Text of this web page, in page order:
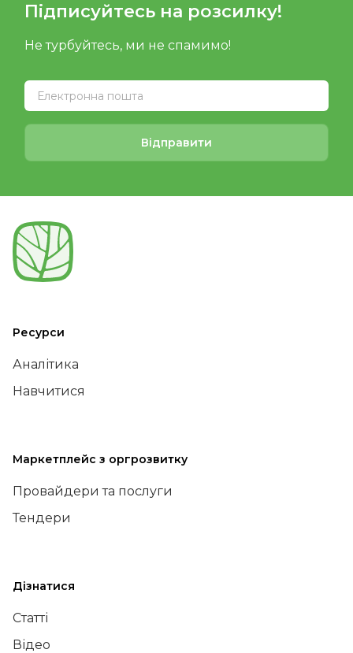
Підписуйтесь на розсилку!
Не турбуйтесь, ми не спамимо!
Відправити
Ресурси
Аналітика
Навчитися
Маркетплейс з оргрозвитку
Провайдери та послуги
Тендери
Дізнатися
Статті
Відео